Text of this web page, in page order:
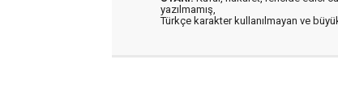
yazılmamış,
Türkçe karakter kullanılmayan ve